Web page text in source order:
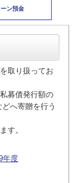
関する取り組み
お持ちのお客さま・
お客さまに配慮した
ビリティ関連の取
ータ集
機能の取り組み
３０周年記念事業
ン預金
取り扱ってお
募債発行額の
へ寄贈を行う
す。
年度